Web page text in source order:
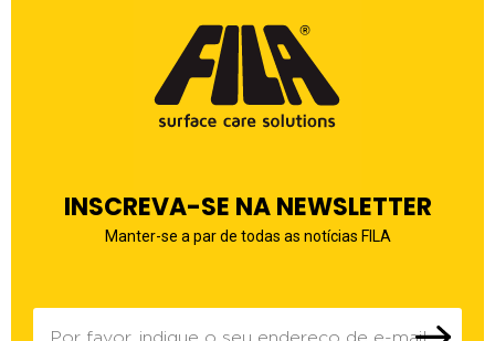
INSCREVA-SE NA NEWSLETTER
Manter-se a par de todas as notícias FILA